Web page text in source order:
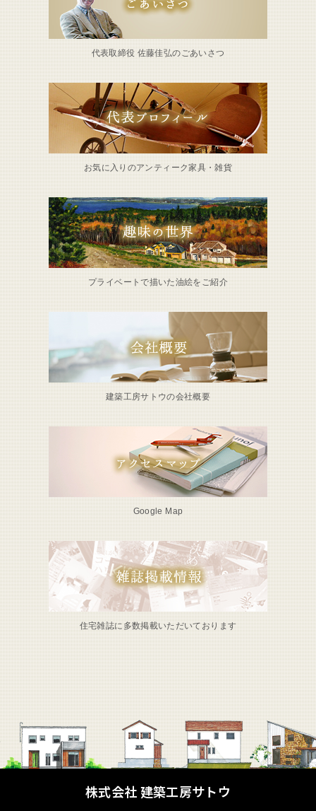
代表取締役 佐藤佳弘のごあいさつ
お気に入りのアンティーク家具・雑貨
プライベートで描いた油絵をご紹介
建築工房サトウの会社概要
Google Map
住宅雑誌に多数掲載いただいております
株式会社 建築工房サトウ